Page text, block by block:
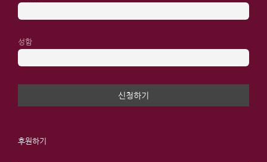
성함
후원하기